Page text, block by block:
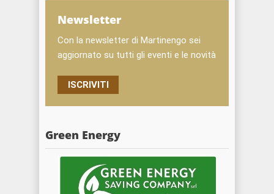
Newsletter
Con la newsletter di Martinengo sei
aggiornato su tutti gli eventi e le novità
ISCRIVITI
Green Energy